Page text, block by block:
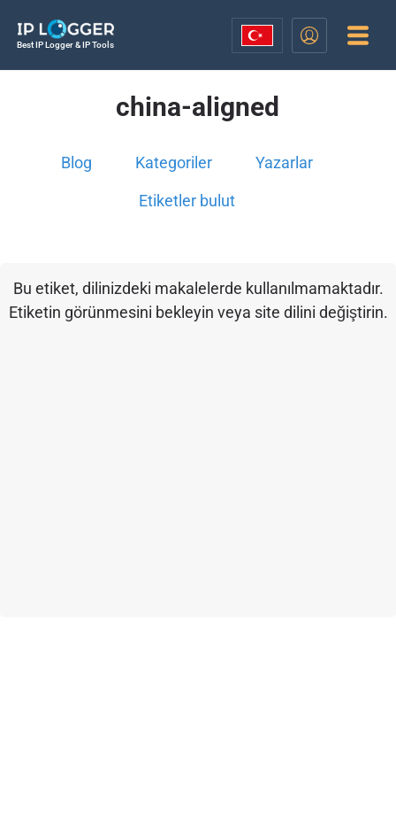
Best IP Logger & IP Tools
china-aligned
Blog Kategoriler Yazarlar
Etiketler bulut